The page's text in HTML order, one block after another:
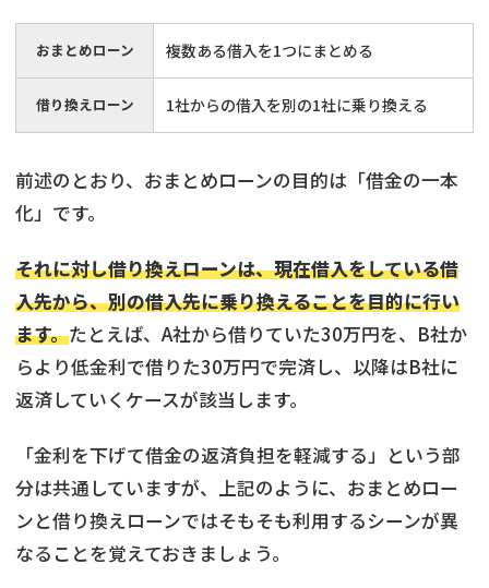
おまとめローン 複数ある借入を1つにまとめる
借り換えローン 1社からの借入を別の1社に乗り換える
前述のとおり、おまとめローンの目的は「借金の一本
化」です。
それに対し借り換えローンは、現在借入をしている借
入先から、別の借入先に乗り換えることを目的に行い
ます。たとえば、A社から借りていた30万円を、B社か
らより低金利で借りた30万円で完済し、以降はB社に
返済していくケースが該当します。
「金利を下げて借金の返済負担を軽減する」という部
分は共通していますが、上記のように、おまとめロー
ンと借り換えローンではそもそも利用するシーンが異
なることを覚えておきましょう。